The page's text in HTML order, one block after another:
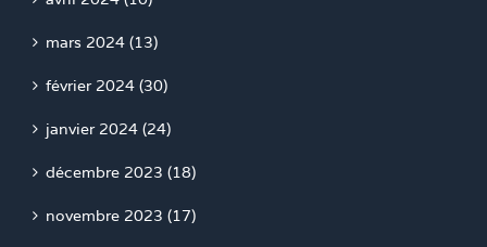
mars 2024 (13)
février 2024 (30)
janvier 2024 (24)
décembre 2023 (18)
novembre 2023 (17)